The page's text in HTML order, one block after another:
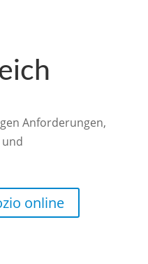
Anforderungen,
und
online